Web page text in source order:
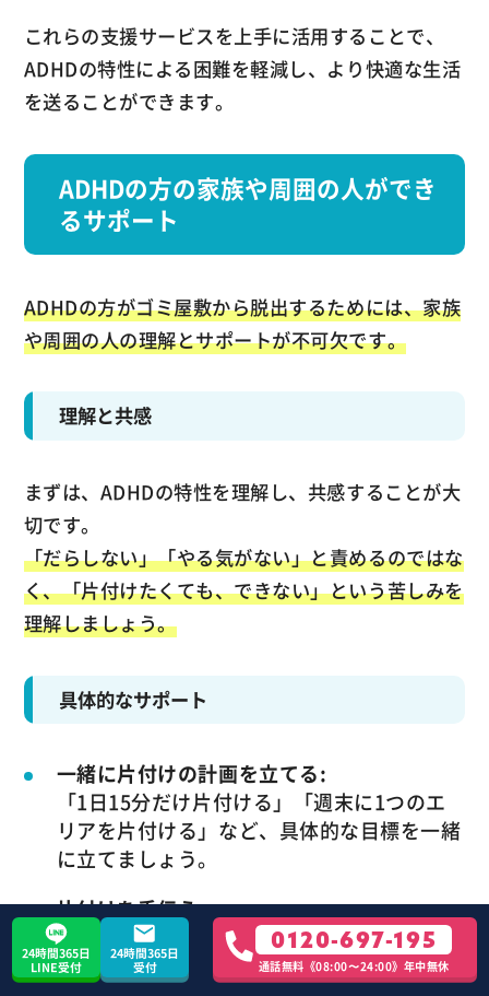
これらの支援サービスを上手に活用することで、
ADHDの特性による困難を軽減し、より快適な生活
を送ることができます。
ADHDの方の家族や周囲の人ができ
るサポート
ADHDの方がゴミ屋敷から脱出するためには、家族
や周囲の人の理解とサポートが不可欠です。
理解と共感
まずは、ADHDの特性を理解し、共感することが大
切です。
「だらしない」「やる気がない」と責めるのではな
く、「片付けたくても、できない」という苦しみを
理解しましょう。
具体的なサポート
一緒に片付けの計画を立てる:
「1日15分だけ片付ける」「週末に1つのエ
リアを片付ける」など、具体的な目標を一緒
に立てましょう。
片付けを手伝う:
分別や搬出など、ADHDの方が苦手な作業を
手伝いましょう。
24時間365日
LINE受付
24時間365日
受付
0120-697-195
通話無料《08:00〜24:00》年中無休